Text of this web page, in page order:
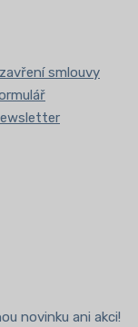
smlouvy
novinku ani akci!